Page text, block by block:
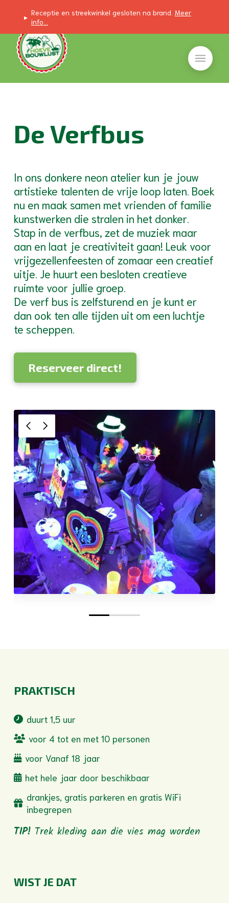
▸ Receptie en streekwinkel gesloten na brand. Meer
info...
De Verfbus
In ons donkere neon atelier kun je jouw
artistieke talenten de vrije loop laten. Boek
nu en maak samen met vrienden of familie
kunstwerken die stralen in het donker.
Stap in de verfbus, zet de muziek maar
aan en laat je creativiteit gaan! Leuk voor
vrijgezellenfeesten of zomaar een creatief
uitje. Je huurt een besloten creatieve
ruimte voor jullie groep.
De verf bus is zelfsturend en je kunt er
dan ook ten alle tijden uit om een luchtje
te scheppen.
Reserveer direct!
0 1 2 3
PRAKTISCH
duurt 1,5 uur
voor 4 tot en met 10 personen
voor Vanaf 18 jaar
het hele jaar door beschikbaar
drankjes, gratis parkeren en gratis WiFi
inbegrepen
TIP!Trek kleding aan die vies mag worden
WIST JE DAT